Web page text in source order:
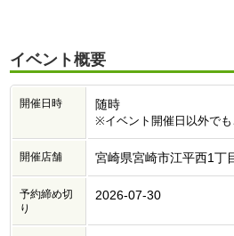
イベント概要
開催日時 随時
※イベント開催日以外で
開催店舗 宮崎県宮崎市江平西1丁
予約締め切
り
2026-07-30